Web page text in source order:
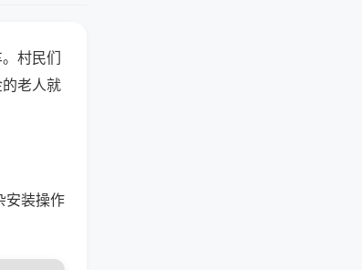
村民们
老人就
安装操作